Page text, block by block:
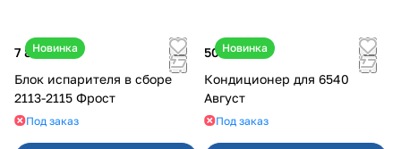
Новинка
7 800 ₽
Блок испарителя в сборе
2113-2115 Фрост
Под заказ
Новинка
50 000 ₽
Кондиционер для 6540
Август
Под заказ